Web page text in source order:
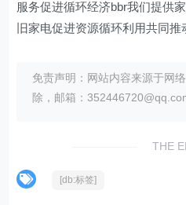
服务促进循环经济bbr我们提供
旧家电促进资源循环利用共同推
免责声明：网站内容来源于网
除，邮箱：
THE
[db:标签]